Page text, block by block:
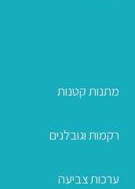
מתנות קטנות
רקמות וגובלנים
ערכות צביעה